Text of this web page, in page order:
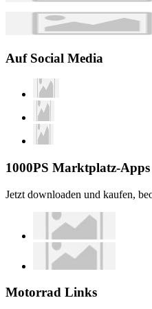
Auf Social Media
1000PS Marktplatz-Apps
Jetzt downloaden und kaufen,
Motorrad Links